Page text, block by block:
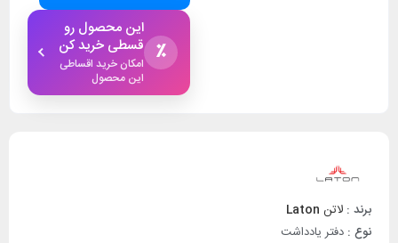
٪
این محصول رو
قسطی خرید کن
امکان خرید اقساطی
این محصول
برند : لاتن Laton
نوع : دفتر یادداشت